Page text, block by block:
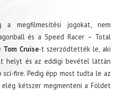
a megfilmesítési jogokat, nem
és a Speed Racer – Total
Tom Cruise-t szerződtették le, aki
helyt és az eddigi bevétel láttán
fire. Pedig épp most tudta le az
elég kétszer megmenteni a Földet